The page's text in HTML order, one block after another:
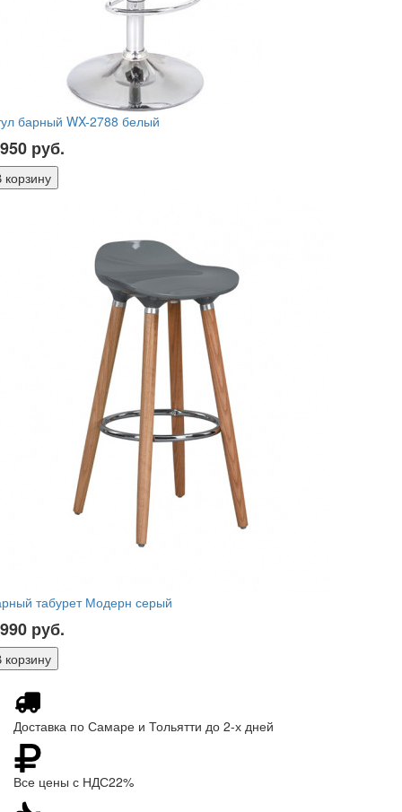
барный WX-2788 белый
руб.
табурет Модерн серый
руб.
Доставка по Самаре и Тольятти до 2-х дней
Все цены с НДС22%